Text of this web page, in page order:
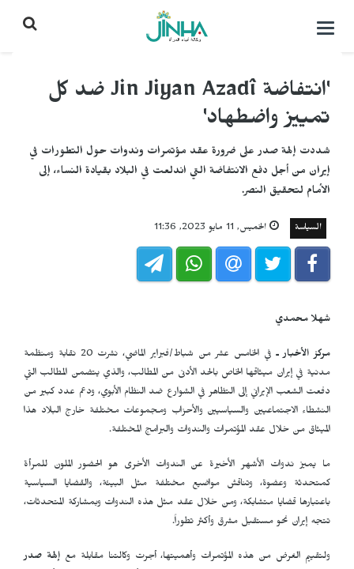
التحكم
'انتفاضة Jin Jiyan Azadî ضد كل
تمييز واضطهاد'
شددت إلهة صدر على ضرورة عقد مؤتمرات وندوات حول التطورات في
إيران من أجل دفع الانتفاضة التي اندلعت في البلاد بقيادة النساء، إلى
الأمام لتحقيق النصر.
السياسة الخميس, 11 مايو 2023, 11:36
شهلا محمدي
مركز الأخبار ـ
في الخامس عشر من شباط/فبراير الماضي، نشرت 20 نقابة ومنظمة
مدنية في إيران ميثاقها الخاص بالحد الأدنى من المطالب، والذي يتضمن المطالب التي
دفعت الشعب الإيراني إلى التظاهر في الشوارع ضد النظام الأبوي، ودعم عدد كبير من
النشطاء الاجتماعيين والسياسيين والأحزاب ومجموعات مختلفة خارج البلاد هذا
الميثاق من خلال عقد المؤتمرات والندوات والبرامج المختلفة.
ما يميز ندوات الأشهر الأخيرة عن الندوات الأخرى هو الحضور الملون للمرأة
كمتحدثة وعضوة، وتناقش مواضيع مختلفة مثل البيئة، والقضايا السياسية
باعتبارها قضايا متشابكة، ومن خلال عقد مثل هذه الندوات وبمشاركة المتحدثات،
تتجه إيران نحو مستقبل مشرق وأكثر تطوراً.
ولتقييم الغرض من هذه المؤتمرات وأهميتها، أجرت وكالتنا مقابلة معإلهة صدر